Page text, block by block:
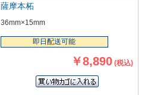
薩摩本柘
36mm×15mm
即日配送可能
￥8,890 (税込)